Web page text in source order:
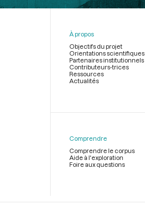
page
À propos
Objectifs du projet
Orientations scientifiques
Partenaires institutionnels
Contributeurs-trices
Ressources
Actualités
Comprendre
Comprendre le corpus
Aide à l'exploration
Foire aux questions